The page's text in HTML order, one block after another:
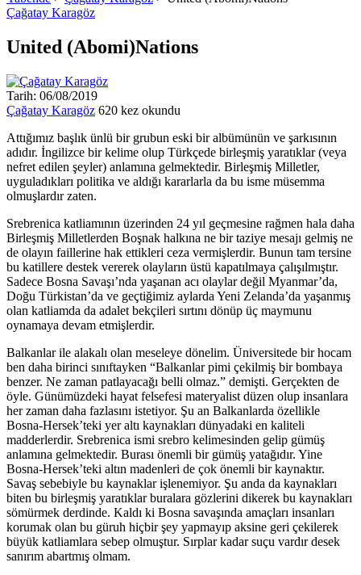
Çağatay Karagöz
United (Abomi)Nations
Tarih: 06/08/2019
Çağatay Karagöz 620 kez okundu
Attığımız başlık ünlü bir grubun eski bir albümünün ve şarkısının
adıdır. İngilizce bir kelime olup Türkçede birleşmiş yaratıklar (veya
nefret edilen şeyler) anlamına gelmektedir. Birleşmiş Milletler,
uyguladıkları politika ve aldığı kararlarla da bu isme müsemma
olmuşlardır zaten.
Srebrenica katliamının üzerinden 24 yıl geçmesine rağmen hala daha
Birleşmiş Milletlerden Boşnak halkına ne bir taziye mesajı gelmiş ne
de olayın faillerine hak ettikleri ceza vermişlerdir. Bunun tam tersine
bu katillere destek vererek olayların üstü kapatılmaya çalışılmıştır.
Sadece Bosna Savaşı’nda yaşanan acı olaylar değil Myanmar’da,
Doğu Türkistan’da ve geçtiğimiz aylarda Yeni Zelanda’da yaşanmış
olan katliamda da adalet bekçileri sırtını dönüp üç maymunu
oynamaya devam etmişlerdir.
Balkanlar ile alakalı olan meseleye dönelim. Üniversitede bir hocam
ben daha birinci sınıftayken “Balkanlar pimi çekilmiş bir bombaya
benzer. Ne zaman patlayacağı belli olmaz.” demişti. Gerçekten de
öyle. Günümüzdeki hayat felsefesi materyalist düzen olup insanlara
her zaman daha fazlasını istetiyor. Şu an Balkanlarda özellikle
Bosna-Hersek’teki yer altı kaynakları dünyadaki en kaliteli
madderlerdir. Srebrenica ismi srebro kelimesinden gelip gümüş
anlamına gelmektedir. Burası önemli bir gümüş yatağıdır. Yine
Bosna-Hersek’teki altın madenleri de çok önemli bir kaynaktır.
Savaş sebebiyle bu kaynaklar işlenemiyor. Şu anda da kaynakları
biten bu birleşmiş yaratıklar buralara gözlerini dikerek bu kaynakları
sömürmek derdinde. Kaldı ki Bosna savaşında amaçları insanları
korumak olan bu güruh hiçbir şey yapmayıp aksine geri çekilerek
büyük katliamlara sebep olmuştur. Sırplar kadar suçu vardır desek
sanırım abartmış olmam.